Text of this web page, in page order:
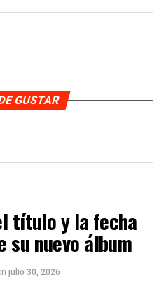
GUSTAR
título y la fecha
su nuevo álbum
julio 30, 2026